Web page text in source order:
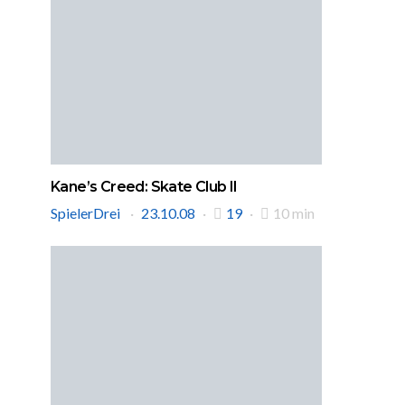
Kane’s Creed: Skate Club II
SpielerDrei
23.10.08 19 10 min